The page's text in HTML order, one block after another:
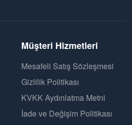
Müşteri Hizmetleri
Mesafeli Satış Sözleşmesi
Gizlilik Politikası
KVKK Aydınlatma Metni
İade ve Değişim Politikası